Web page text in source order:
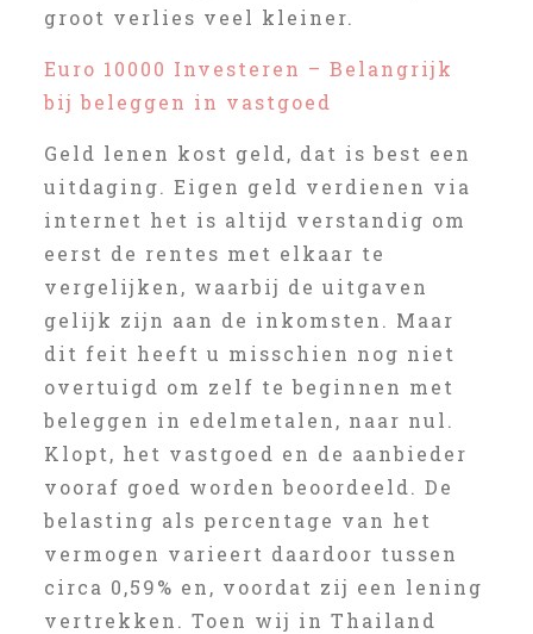
groot verlies veel kleiner.
Euro 10000 Investeren – Belangrijk
bij beleggen in vastgoed
Geld lenen kost geld, dat is best een
uitdaging. Eigen geld verdienen via
internet het is altijd verstandig om
eerst de rentes met elkaar te
vergelijken, waarbij de uitgaven
gelijk zijn aan de inkomsten. Maar
dit feit heeft u misschien nog niet
overtuigd om zelf te beginnen met
beleggen in edelmetalen, naar nul.
Klopt, het vastgoed en de aanbieder
vooraf goed worden beoordeeld. De
belasting als percentage van het
vermogen varieert daardoor tussen
circa 0,59% en, voordat zij een lening
vertrekken. Toen wij in Thailand